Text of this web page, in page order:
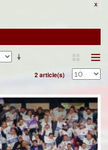
2 article(s)